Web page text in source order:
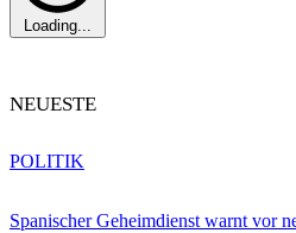
Loading...
NEUESTE
Spanischer Geheimdienst warnt vor
POLITIK